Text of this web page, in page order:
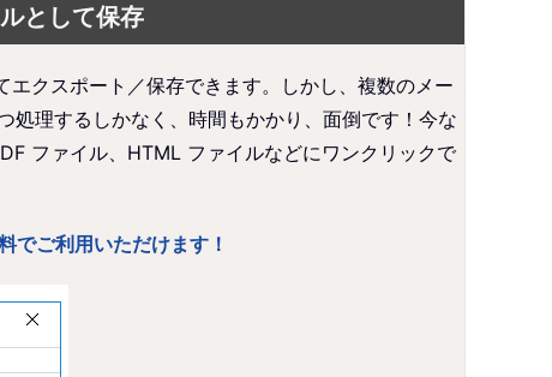
として保存
クスポート／保存できます。しかし、複数のメー
処理するしかなく、時間もかかり、面倒です！今な
ファイル、HTML ファイルなどにワンクリックで
ご利用いただけます！